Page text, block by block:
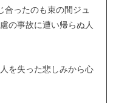
合ったのも束の間ジュ
の事故に遭い帰らぬ人
を失った悲しみから心